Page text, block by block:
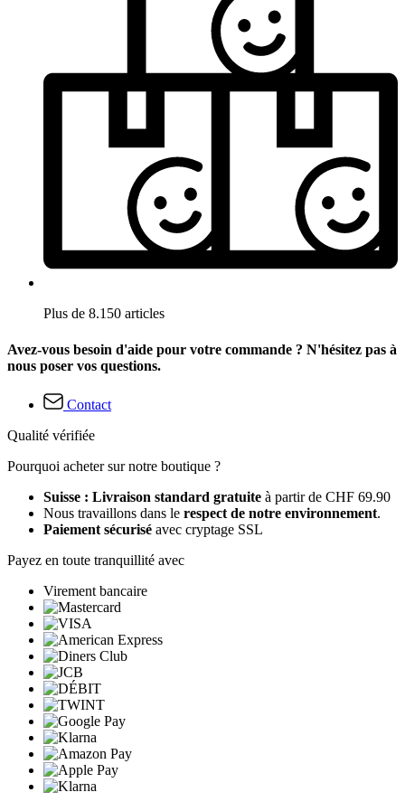
Plus de 8.150 articles
Avez-vous besoin d'aide pour votre commande ? N'hésitez pas à
nous poser vos questions.
Contact
Qualité vérifiée
Pourquoi acheter sur notre boutique ?
Suisse : Livraison standard gratuite à partir de CHF 69.90
Nous travaillons dans le respect de notre environnement.
Paiement sécurisé avec cryptage SSL
Payez en toute tranquillité avec
Virement bancaire